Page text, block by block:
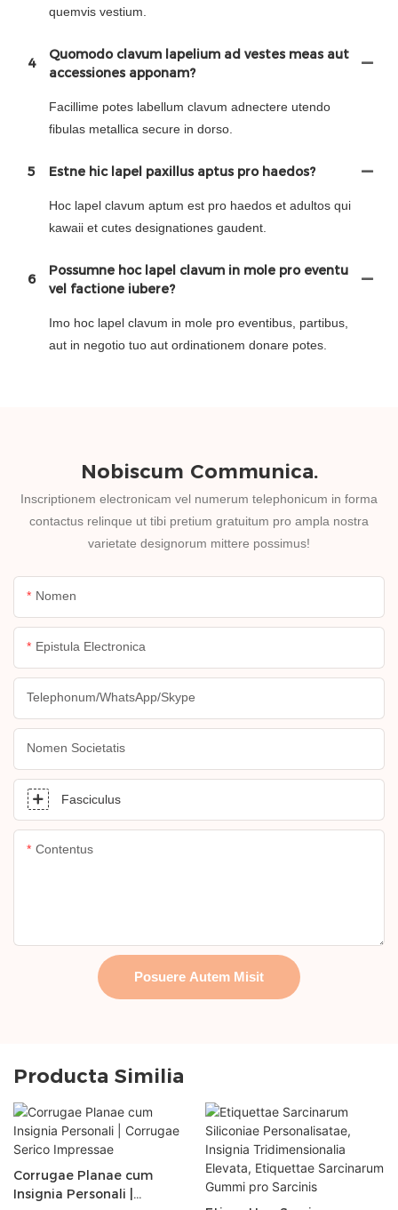
quemvis vestium.
4
Quomodo clavum lapelium ad vestes meas aut
accessiones apponam?
Facillime potes labellum clavum adnectere utendo
fibulas metallica secure in dorso.
5 Estne hic lapel paxillus aptus pro haedos?
Hoc lapel clavum aptum est pro haedos et adultos qui
kawaii et cutes designationes gaudent.
6
Possumne hoc lapel clavum in mole pro eventu
vel factione iubere?
Imo hoc lapel clavum in mole pro eventibus, partibus,
aut in negotio tuo aut ordinationem donare potes.
Nobiscum Communica.
Inscriptionem electronicam vel numerum telephonicum in forma
contactus relinque ut tibi pretium gratuitum pro ampla nostra
varietate designorum mittere possimus!
Nomen
Epistula Electronica
Telephonum/WhatsApp/Skype
Nomen Societatis
Fasciculus
Contentus
Posuere Autem Misit
Producta Similia
Corrugae Planae cum
Insignia Personali |